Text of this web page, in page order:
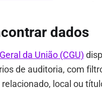
dados
da União (CGU)
de auditoria, com
local ou